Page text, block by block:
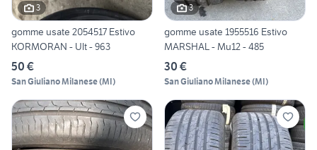
3
gomme usate 2054517 Estivo
KORMORAN - Ult - 963
50 €
San Giuliano Milanese(MI)
3
gomme usate 1955516 Estivo
MARSHAL - Mu12 - 485
30 €
San Giuliano Milanese(MI)